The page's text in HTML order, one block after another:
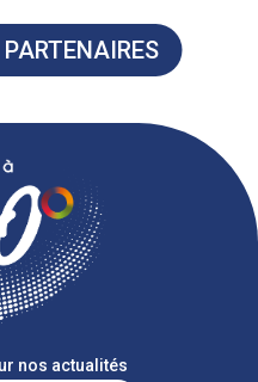
nos actualités